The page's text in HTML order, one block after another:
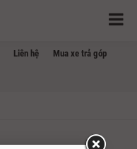
Liên hệ Mua xe trả góp